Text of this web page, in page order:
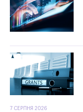
7 СЕРПНЯ 2026